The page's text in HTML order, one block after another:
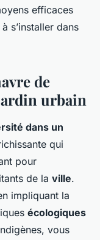
efficaces
s’installer dans
de
urbain
dans un
qui
pour
de la ville.
impliquant la
écologiques
vous